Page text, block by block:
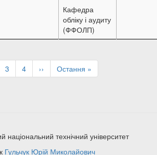
Кафедра
обліку і аудиту
(ФФОЛП)
Page
3 Page
4
Наступна
сторінка
››
Остання
сторінка
Остання »
технічний університет
Гульчук Юрій Миколайович